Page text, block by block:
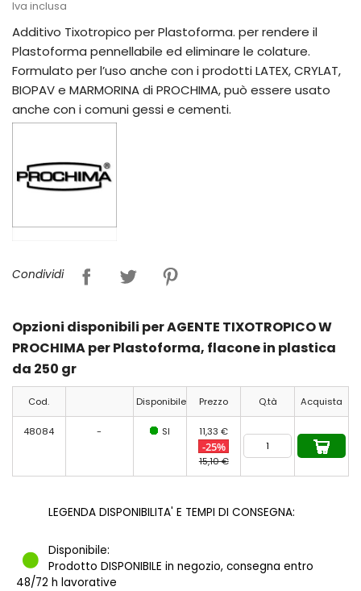
Iva inclusa
Additivo Tixotropico per Plastoforma. per rendere il
Plastoforma pennellabile ed eliminare le colature.
Formulato per l’uso anche con i prodotti LATEX, CRYLAT,
BIOPAV e MARMORINA di PROCHIMA, può essere usato
anche con i comuni gessi e cementi.
Condividi
Opzioni disponibili per AGENTE TIXOTROPICO W
PROCHIMA per Plastoforma, flacone in plastica
da 250 gr
Cod. Disponibile Prezzo Q.tà Acquista
48084 - SI 11,33 €
-25%
15,10 €
LEGENDA DISPONIBILITA' E TEMPI DI CONSEGNA:
Disponibile:
Prodotto DISPONIBILE in negozio, consegna entro
48/72 h lavorative